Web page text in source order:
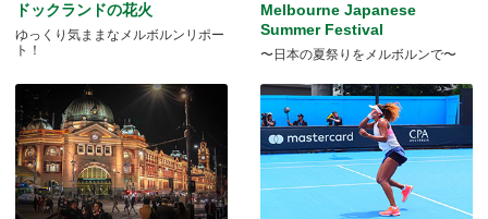
ドックランドの花火
ゆっくり気ままなメルボルンリポー
ト！
Melbourne Japanese
Summer Festival
〜日本の夏祭りをメルボルンで〜